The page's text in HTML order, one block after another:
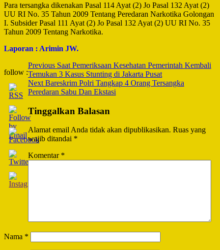
Para tersangka dikenakan Pasal 114 Ayat (2) Jo Pasal 132 Ayat (2)
UU RI No. 35 Tahun 2009 Tentang Peredaran Narkotika Golongan
I. Subsider Pasal 111 Ayat (2) Jo Pasal 132 Ayat (2) UU RI No. 35
Tahun 2009 Tentang Narkotika.
Laporan : Arimin JW.
follow :
Post
Navigation
Previous Saat Pemeriksaan Kesehatan Pemerintah Kembali
Temukan 3 Kasus Stunting di Jakarta Pusat
Next Bareskrim Polri Tangkap 4 Orang Tersangka
Peredaran Sabu Dan Ekstasi
Tinggalkan Balasan
Alamat email Anda tidak akan dipublikasikan. Ruas yang
wajib ditandai *
Komentar *
Nama *